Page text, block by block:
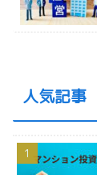
人気記事